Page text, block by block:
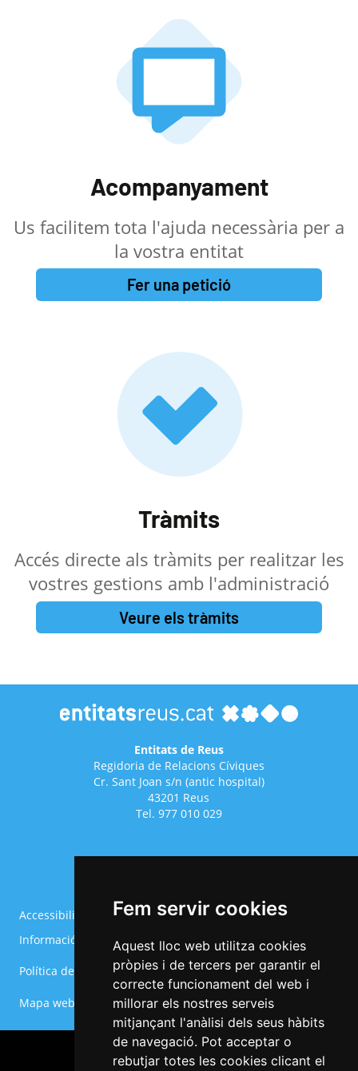
Fem servir cookies
Aquest lloc web utilitza cookies
pròpies i de tercers per garantir el
correcte funcionament del web i
millorar els nostres serveis
mitjançant l'anàlisi dels seus hàbits
de navegació. Pot acceptar o
rebutjar totes les cookies clicant el
Acompanyament
Us facilitem tota l'ajuda necessària per a
la vostra entitat
Fer una petició
Tràmits
Accés directe als tràmits per realitzar les
vostres gestions amb l'administració
Veure els tràmits
Entitats de Reus
Regidoria de Relacions Cíviques
Cr. Sant Joan s/n (antic hospital)
43201 Reus
Tel. 977 010 029
del
Accessibilitat
Avís legal
Informació Bàsica RGPD
Política de cookies
Política de privacitat
Configurar cookies
Mapa web